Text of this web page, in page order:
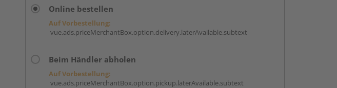
Online bestellen
Auf Vorbestellung:
vue.ads.priceMerchantBox.option.delivery.laterAvailable.subtext
Beim Händler abholen
Auf Vorbestellung:
vue.ads.priceMerchantBox.option.pickup.laterAvailable.subtext